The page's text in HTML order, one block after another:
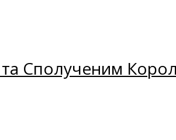
Сполученим